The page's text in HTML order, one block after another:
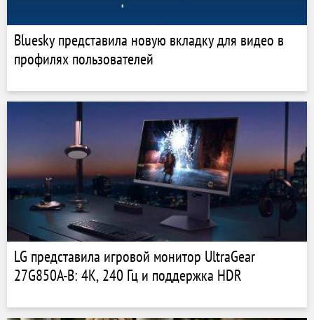
Bluesky представила новую вкладку для видео в
профилях пользователей
LG представила игровой монитор UltraGear
27G850A-B: 4K, 240 Гц и поддержка HDR